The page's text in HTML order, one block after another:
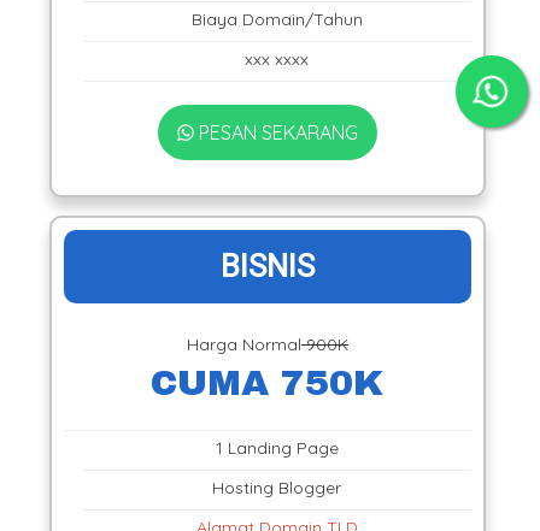
Biaya Domain/Tahun
xxx xxxx
PESAN SEKARANG
BISNIS
Harga Normal900K
CUMA 750K
1 Landing Page
Hosting Blogger